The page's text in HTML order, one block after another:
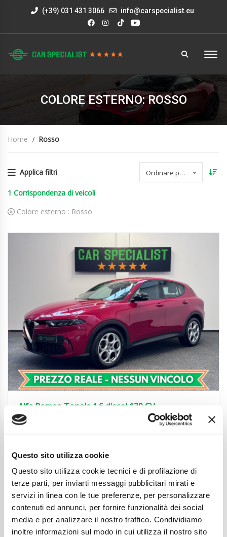
Questo sito utilizza cookie
Questo sito utilizza cookie tecnici e di profilazione di
terze parti, per inviarti messaggi pubblicitari mirati e
servizi in linea con le tue preferenze, per personalizzare
contenuti ed annunci, per fornire funzionalità dei social
media e per analizzare il nostro traffico. Condividiamo
inoltre informazioni sul modo in cui utilizza il nostro sito
(+39) 031 431 3066 info@carspecialist.eu
COLORE ESTERNO: ROSSO
Home Rosso
Applica filtri Ordinare per data
1 Corrispondenza di veicoli
Colore esterno : Rosso
Alfa Romeo Tonale 1.6 diesel 130 CV
AUTO|NEOPAT.|LED|CARPLAY|18′
19.850€
Chilometraggio
Tipo Di Carburante
Diesel
Cambio
Automatico
Normativa Euro
Euro6d-TEMP